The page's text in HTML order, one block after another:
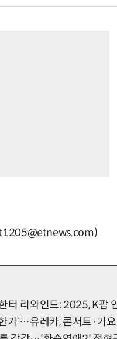
터 리와인드: 2025, K팝
가’…유레카, 콘서트·가